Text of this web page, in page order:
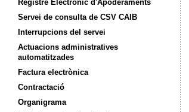
Registre Electrònic d'Apoderaments
Servei de consulta de CSV CAIB
Interrupcions del servei
Actuacions administratives
automatitzades
Factura electrònica
Contractació
Organigrama